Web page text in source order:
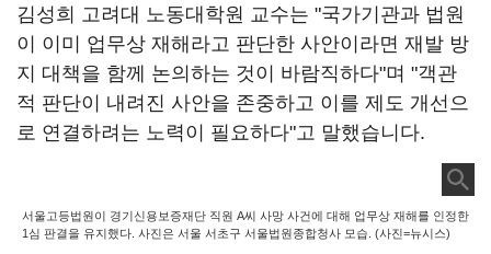
김성희 고려대 노동대학원 교수는 "국가기관과 법원
이 이미 업무상 재해라고 판단한 사안이라면 재발 방
지 대책을 함께 논의하는 것이 바람직하다"며 "객관
적 판단이 내려진 사안을 존중하고 이를 제도 개선으
로 연결하려는 노력이 필요하다"고 말했습니다.
서울고등법원이 경기신용보증재단 직원 A씨 사망 사건에 대해 업무상 재해를 인정한
1심 판결을 유지했다. 사진은 서울 서초구 서울법원종합청사 모습. (사진=뉴시스)